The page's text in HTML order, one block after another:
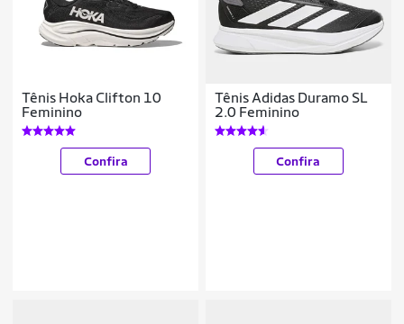
Tênis Hoka Clifton 10
Feminino
Confira
Tênis Adidas Duramo SL
2.0 Feminino
Confira